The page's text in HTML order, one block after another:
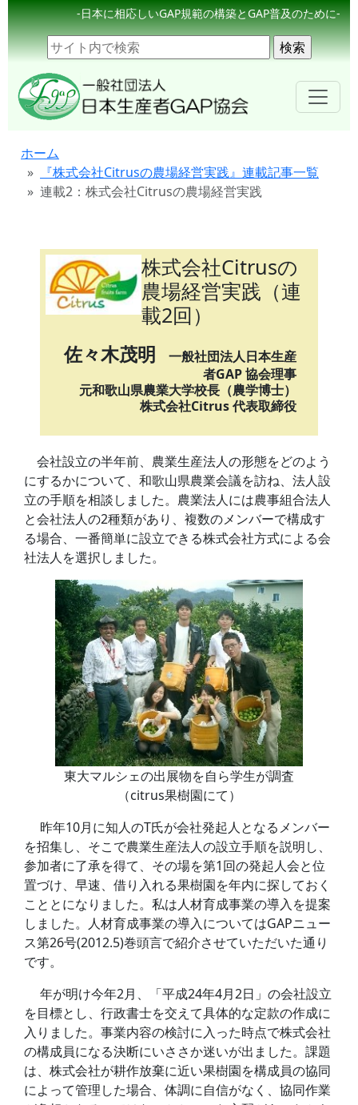
-日本に相応しいGAP規範の構築とGAP普及のために-
ホーム
『株式会社Citrusの農場経営実践』連載記事一覧
連載2：株式会社Citrusの農場経営実践
株式会社Citrusの
農場経営実践（連
載2回）
佐々木茂明 一般社団法人日本生産
者GAP 協会理事
元和歌山県農業大学校長（農学博士）
株式会社Citrus 代表取締役
会社設立の半年前、農業生産法人の形態をどのよう
にするかについて、和歌山県農業会議を訪ね、法人設
立の手順を相談しました。農業法人には農事組合法人
と会社法人の2種類があり、複数のメンバーで構成す
る場合、一番簡単に設立できる株式会社方式による会
社法人を選択しました。
東大マルシェの出展物を自ら学生が調査
（citrus果樹園にて）
昨年10月に知人のT氏が会社発起人となるメンバー
を招集し、そこで農業生産法人の設立手順を説明し、
参加者に了承を得て、その場を第1回の発起人会と位
置づけ、早速、借り入れる果樹園を年内に探しておく
こととになりました。私は人材育成事業の導入を提案
しました。人材育成事業の導入についてはGAPニュー
ス第26号(2012.5)巻頭言で紹介させていただいた通り
です。
年が明け今年2月、「平成24年4月2日」の会社設立
を目標とし、行政書士を交えて具体的な定款の作成に
入りました。事業内容の検討に入った時点で株式会社
の構成員になる決断にいささか迷いが出ました。課題
は、株式会社が耕作放棄に近い果樹園を構成員の協同
によって管理した場合、体調に自信がなく、協同作業